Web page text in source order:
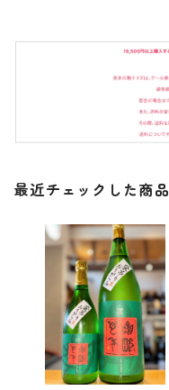
最近チェックした商品